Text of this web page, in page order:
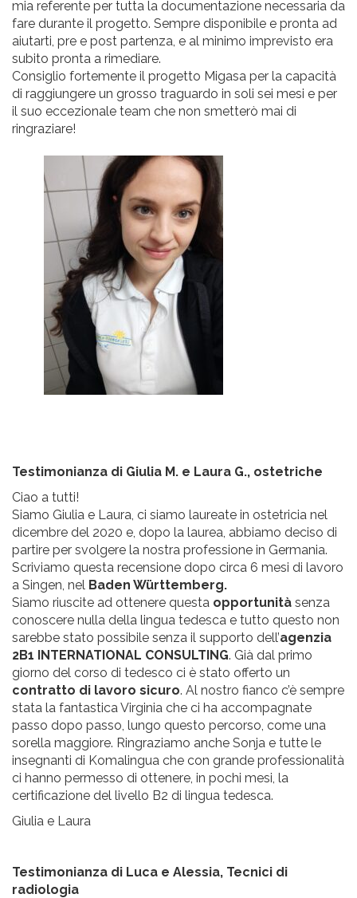
mia referente per tutta la documentazione necessaria da
fare durante il progetto. Sempre disponibile e pronta ad
aiutarti, pre e post partenza, e al minimo imprevisto era
subito pronta a rimediare.
Consiglio fortemente il progetto Migasa per la capacità
di raggiungere un grosso traguardo in soli sei mesi e per
il suo eccezionale team che non smetterò mai di
ringraziare!
Testimonianza di Giulia M. e Laura G., ostetriche
Ciao a tutti!
Siamo Giulia e Laura, ci siamo laureate in ostetricia nel
dicembre del 2020 e, dopo la laurea, abbiamo deciso di
partire per svolgere la nostra professione in Germania.
Scriviamo questa recensione dopo circa 6 mesi di lavoro
a Singen, nel Baden Württemberg.
Siamo riuscite ad ottenere questa opportunità senza
conoscere nulla della lingua tedesca e tutto questo non
sarebbe stato possibile senza il supporto dell’agenzia
2B1 INTERNATIONAL CONSULTING. Già dal primo
giorno del corso di tedesco ci è stato offerto un
contratto di lavoro sicuro. Al nostro fianco c’è sempre
stata la fantastica Virginia che ci ha accompagnate
passo dopo passo, lungo questo percorso, come una
sorella maggiore. Ringraziamo anche Sonja e tutte le
insegnanti di Komalingua che con grande professionalità
ci hanno permesso di ottenere, in pochi mesi, la
certificazione del livello B2 di lingua tedesca.
Giulia e Laura
Testimonianza di Luca e Alessia, Tecnici di
radiologia